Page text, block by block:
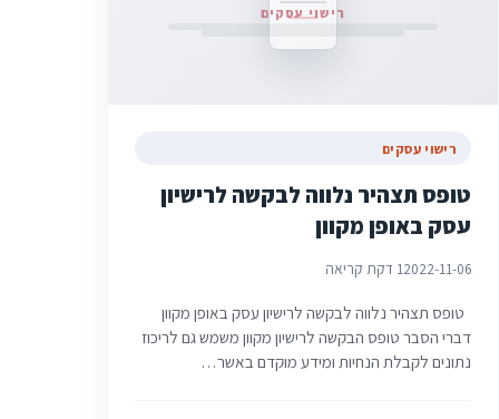
רישוי עסקים
רישוי עסקים
טופס תצהיר נלווה לבקשה לרישיון
עסק באופן מקוון
2022-11-061 דקת קריאה
טופס תצהיר נלווה לבקשה לרישיון עסק באופן מקוון
דברי הסבר טופס הבקשה לרישיון מקוון משמש גם לריכוז
נתונים לקבלת הנחיות ומידע מוקדם באשר…